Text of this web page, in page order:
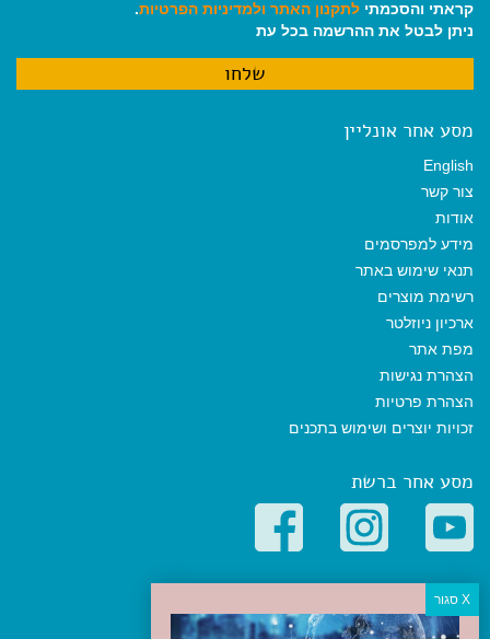
קראתי והסכמתי לתקנון האתר ולמדיניות הפרטיות.
ניתן לבטל את ההרשמה בכל עת
מסע אחר אונליין
English
צור קשר
אודות
מידע למפרסמים
תנאי שימוש באתר
רשימת מוצרים
ארכיון ניוזלטר
מפת אתר
הצהרת נגישות
הצהרת פרטיות
זכויות יוצרים ושימוש בתכנים
מסע אחר ברשת
קטגוריות פופולריות
יעדים